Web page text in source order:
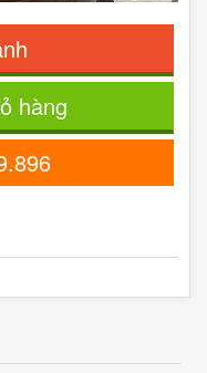
hàng